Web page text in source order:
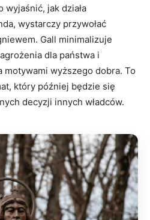
jak działa
wystarczy przywołać
Gall minimalizuje
dla państwa i
motywami wyższego dobra. To
który później będzie się
decyzji innych władców.